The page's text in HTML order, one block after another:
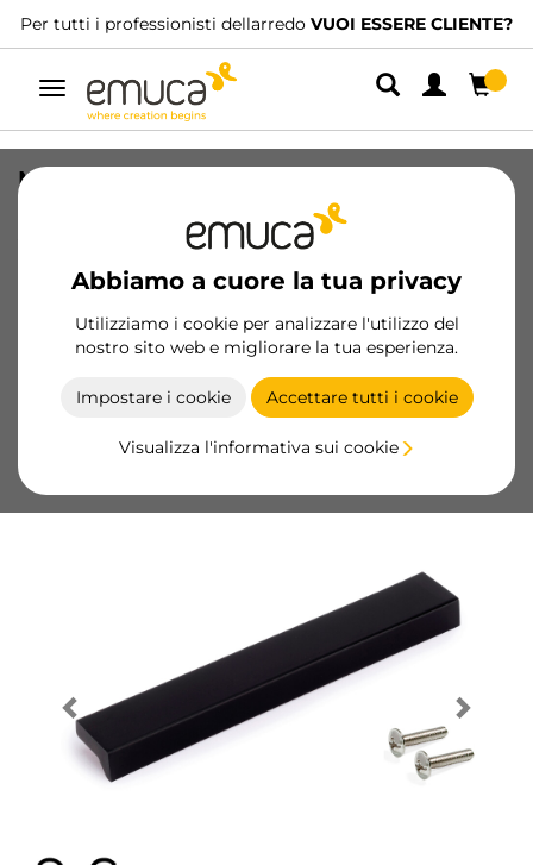
Per tutti i professionisti dellarredo VUOI ESSERE CLIENTE?
Navigazione
Abbiamo a cuore la tua privacy
Utilizziamo i cookie per analizzare l'utilizzo del
nostro sito web e migliorare la tua esperienza.
Impostare i cookie Accettare tutti i cookie
Visualizza l'informativa sui cookie
Maniglia per mobili Xirivella, L160mm,
interasse 128mm, Alluminio,
Anodizzato nero
9355567/EAN 8432393131771
Diventa cliente
Scheda prodotto